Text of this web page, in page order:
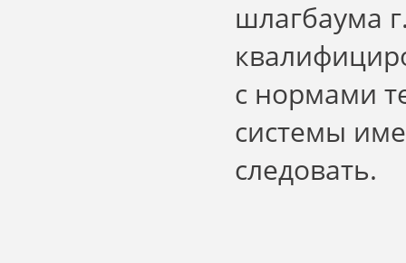
шлагбаума
с нормами
системы
следовать.